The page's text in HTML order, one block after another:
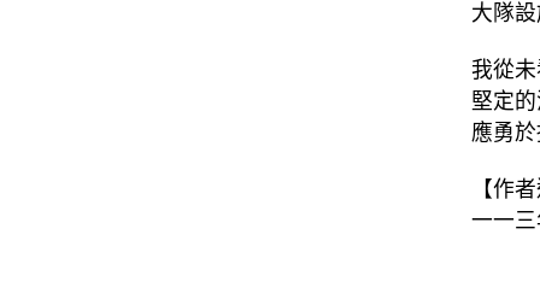
大隊
我從
堅定
應勇
【作
一一